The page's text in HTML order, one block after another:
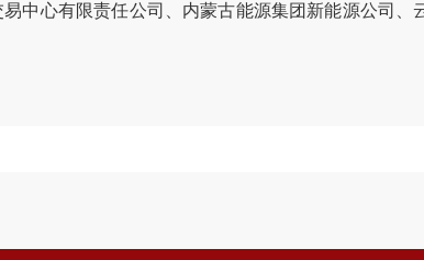
中心有限责任公司、内蒙古能源集团新能源公司、